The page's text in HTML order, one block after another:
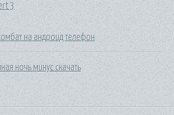
3
на андроид телефон
ночь минус скачать